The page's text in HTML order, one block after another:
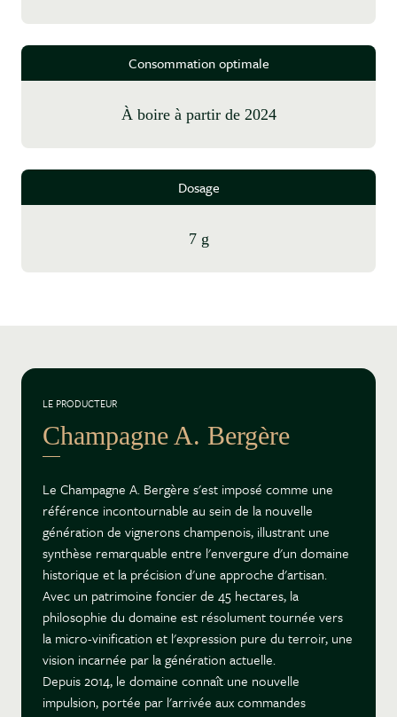
Consommation optimale
à boire à partir de 2024
Dosage
7 g
LE PRODUCTEUR
Champagne A. Bergère
Le Champagne A. Bergère s'est imposé comme une
référence incontournable au sein de la nouvelle
génération de vignerons champenois, illustrant une
synthèse remarquable entre l'envergure d'un domaine
historique et la précision d'une approche d'artisan.
Avec un patrimoine foncier de 45 hectares, la
philosophie du domaine est résolument tournée vers
la micro-vinification et l'expression pure du terroir, une
vision incarnée par la génération actuelle.
Depuis 2014, le domaine connaît une nouvelle
impulsion, portée par l'arrivée aux commandes